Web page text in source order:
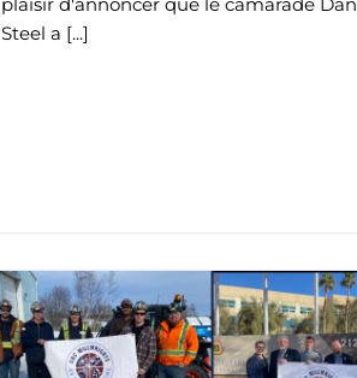
Steel a [...]